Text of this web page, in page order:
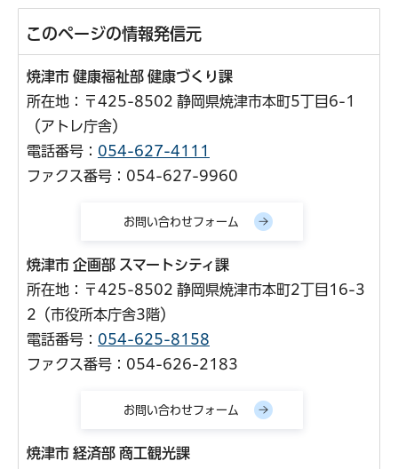
このページの情報発信元
焼津市 健康福祉部 健康づくり課
所在地：〒425-8502 静岡県焼津市本町5丁目6-1
（アトレ庁舎）
電話番号： 054-627-4111
ファクス番号：054-627-9960
焼津市 企画部 スマートシティ課
所在地：〒425-8502 静岡県焼津市本町2丁目16-3
2（市役所本庁舎3階）
電話番号： 054-625-8158
ファクス番号：054-626-2183
焼津市 経済部 商工観光課